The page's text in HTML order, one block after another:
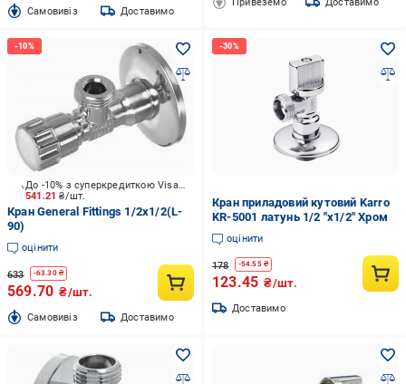
Cамовивіз Доставимо
541.21₴/шт.
До -10% з суперкредиткою Visa Вигода
Кран General Fittings 1/2х1/2(L-
90)
оцінити
633 -63.30₴
569.70 ₴/шт.
Cамовивіз Доставимо
Кран приладовий кутовий Karro
KR-5001 латунь 1/2 "х1/2" Хром
оцінити
178 -54.55₴
123.45 ₴/шт.
Доставимо